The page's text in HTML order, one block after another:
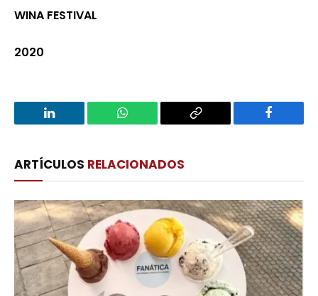
WINA FESTIVAL
2020
LinkedIn WhatsApp
Copy
Facebook
ARTÍCULOS RELACIONADOS